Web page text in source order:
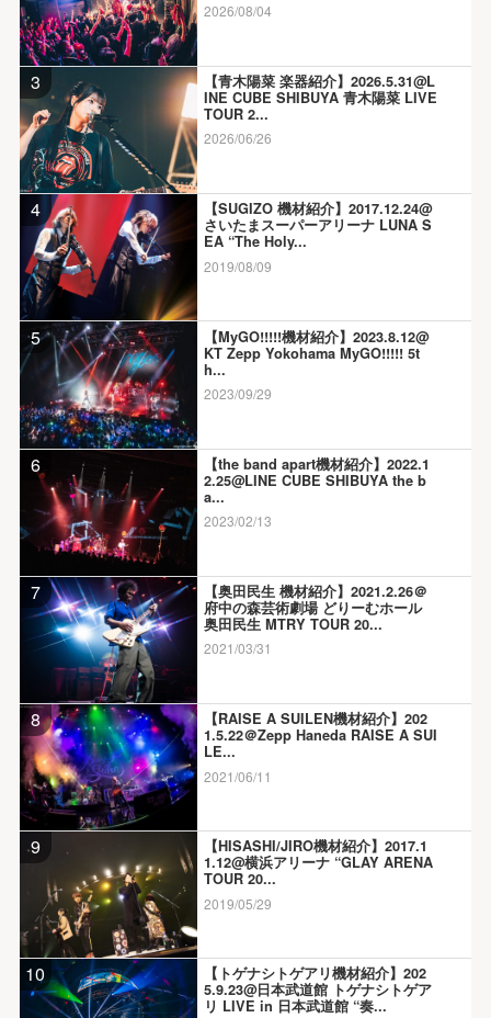
2026/08/04
3
【青木陽菜 楽器紹介】2026.5.31@L
INE CUBE SHIBUYA 青木陽菜 LIVE
TOUR 2...
2026/06/26
4
【SUGIZO 機材紹介】2017.12.24@
さいたまスーパーアリーナ LUNA S
EA “The Holy...
2019/08/09
5
【MyGO!!!!!機材紹介】2023.8.12@
KT Zepp Yokohama MyGO!!!!! 5t
h...
2023/09/29
6
【the band apart機材紹介】2022.1
2.25@LINE CUBE SHIBUYA the b
a...
2023/02/13
7
【奥田民生 機材紹介】2021.2.26＠
府中の森芸術劇場 どりーむホール
奥田民生 MTRY TOUR 20...
2021/03/31
8
【RAISE A SUILEN機材紹介】202
1.5.22＠Zepp Haneda RAISE A SUI
LE...
2021/06/11
9
【HISASHI/JIRO機材紹介】2017.1
1.12@横浜アリーナ “GLAY ARENA
TOUR 20...
2019/05/29
10
【トゲナシトゲアリ機材紹介】202
5.9.23@日本武道館 トゲナシトゲア
リ LIVE in 日本武道館 “奏...